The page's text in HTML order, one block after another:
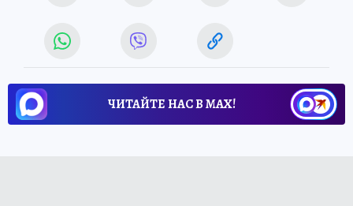
ЧИТАЙТЕ НАС В МАХ!